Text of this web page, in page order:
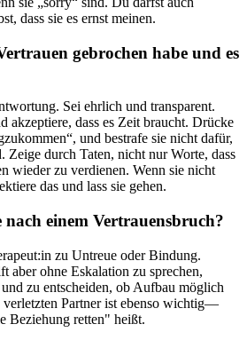
dass sie es ernst meinen.
gebrochen habe und es
Sei ehrlich und transparent.
akzeptiere, dass es Zeit braucht. Drücke
und bestrafe sie nicht dafür,
Zeige durch Taten, nicht nur Worte, dass
wieder zu verdienen. Wenn sie nicht
das und lass sie gehen.
einem Vertrauensbruch?
zu Untreue oder Bindung.
aber ohne Eskalation zu sprechen,
zu entscheiden, ob Aufbau möglich
Partner ist ebenso wichtig—
Beziehung retten" heißt.